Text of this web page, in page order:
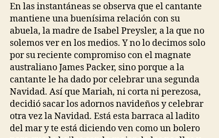
En las instantáneas se observa que el cantante
mantiene una buenísima relación con su
abuela, la madre de Isabel Preysler, a la que no
solemos ver en los medios. Y no lo decimos solo
por su reciente compromiso con el magnate
australiano James Packer, sino porque a la
cantante le ha dado por celebrar una segunda
Navidad. Así que Mariah, ni corta ni perezosa,
decidió sacar los adornos navideños y celebrar
otra vez la Navidad. Está esta barraca al ladito
del mar y te está diciendo ven como un bolero